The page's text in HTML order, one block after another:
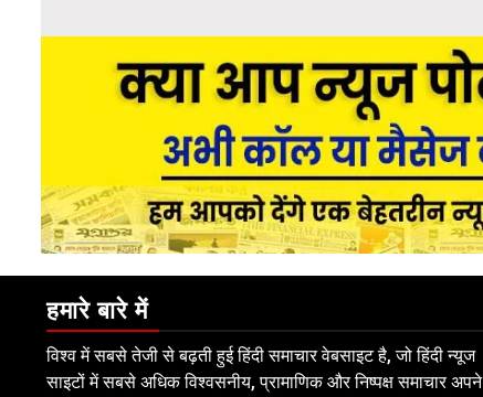
हमारे बारे में
विश्व में सबसे तेजी से बढ़ती हुई हिंदी समाचार वेबसाइट है, जो हिंदी न्यूज
साइटों में सबसे अधिक विश्वसनीय, प्रामाणिक और निष्पक्ष समाचार अपने